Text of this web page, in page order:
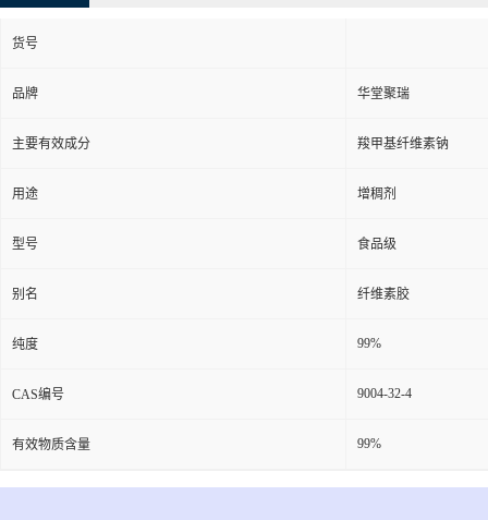
货号
品牌 华堂聚瑞
主要有效成分 羧甲基纤维素钠
用途 增稠剂
型号 食品级
别名 纤维素胶
纯度 99%
CAS编号 9004-32-4
有效物质含量 99%